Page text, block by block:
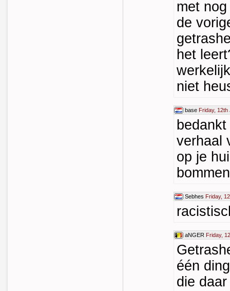
met
de
het
niet
base Friday, 12th
verhaal
op je
Sebhes Friday,
aNGER Friday,
één
die